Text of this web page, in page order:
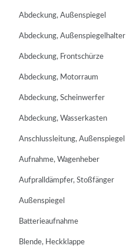
Abdeckung, Außenspiegel
Abdeckung, Außenspiegelhalter
Abdeckung, Frontschürze
Abdeckung, Motorraum
Abdeckung, Scheinwerfer
Abdeckung, Wasserkasten
Anschlussleitung, Außenspiegel
Aufnahme, Wagenheber
Aufpralldämpfer, Stoßfänger
Außenspiegel
Batterieaufnahme
Blende, Heckklappe